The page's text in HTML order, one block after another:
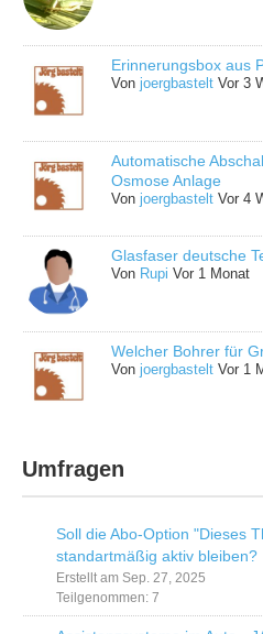
Erinnerungsbox aus
Vonjoergbastelt Vor 3
Automatische
Osmose Anlage
Vonjoergbastelt Vor 4
Glasfaser deutsche
Von Rupi Vor 1 Monat
Welcher Bohrer für
Vonjoergbastelt Vor 1
Umfragen
Soll die Abo-Option "Dieses
standartmäßig aktiv bleiben?
Erstellt am Sep. 27, 2025
Teilgenommen: 7